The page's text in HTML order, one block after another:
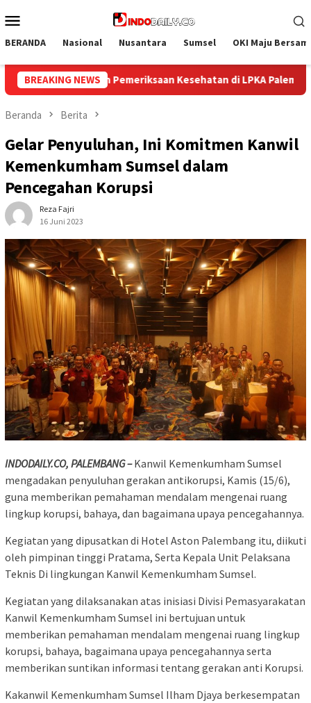
ke
Mobile
BERANDA Nasional Nusantara Sumsel OKI Maju
BREAKING NEWS
di LPKA Palembang Mulai Langkah Baru, Lapas
Beranda Berita
Gelar Penyuluhan, Ini Komitmen Kanwil
Kemenkumham Sumsel dalam
Pencegahan Korupsi
Reza Fajri
16 Juni 2023
INDODAILY.CO, PALEMBANG – Kanwil Kemenkumham Sumsel
mengadakan penyuluhan gerakan antikorupsi, Kamis (15/6),
guna memberikan pemahaman mendalam mengenai ruang
lingkup korupsi, bahaya, dan bagaimana upaya pencegahannya.
Kegiatan yang dipusatkan di Hotel Aston Palembang itu, diikuti
oleh pimpinan tinggi Pratama, Serta Kepala Unit Pelaksana
Teknis Di lingkungan Kanwil Kemenkumham Sumsel.
Kegiatan yang dilaksanakan atas inisiasi Divisi Pemasyarakatan
Kanwil Kemenkumham Sumsel ini bertujuan untuk
memberikan pemahaman mendalam mengenai ruang lingkup
korupsi, bahaya, bagaimana upaya pencegahannya serta
memberikan suntikan informasi tentang gerakan anti Korupsi.
Kakanwil Kemenkumham Sumsel Ilham Djaya berkesempatan